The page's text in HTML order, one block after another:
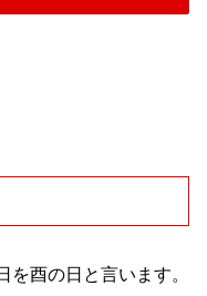
酉の日と言います。